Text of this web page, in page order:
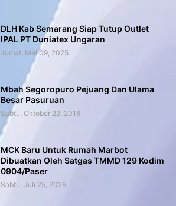
DLH Kab Semarang Siap Tutup Outlet
IPAL PT Duniatex Ungaran
Jumat, Mei 09, 2025
Mbah Segoropuro Pejuang Dan Ulama
Besar Pasuruan
Sabtu, Oktober 22, 2016
MCK Baru Untuk Rumah Marbot
Dibuatkan Oleh Satgas TMMD 129 Kodim
0904/Paser
Sabtu, Juli 25, 2026